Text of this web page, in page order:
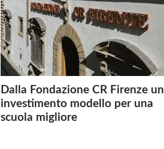
Dalla Fondazione CR Firenze un
investimento modello per una
scuola migliore